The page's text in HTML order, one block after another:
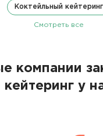
Коктейльный кейтеринг
Смотреть все
компании
кейтеринг у